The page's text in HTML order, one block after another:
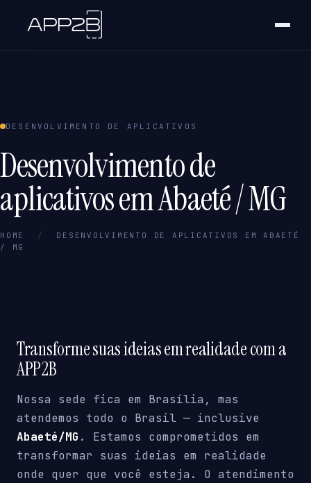
DESENVOLVIMENTO DE APLICATIVOS
Desenvolvimento de
aplicativos em Abaeté / MG
HOME /
DESENVOLVIMENTO DE APLICATIVOS EM ABAETÉ
/ MG
Transforme suas ideias em realidade com a
APP2B
Nossa sede fica em Brasília, mas
atendemos todo o Brasil — inclusive
Abaeté/MG . Estamos comprometidos em
transformar suas ideias em realidade
onde quer que você esteja. O atendimento